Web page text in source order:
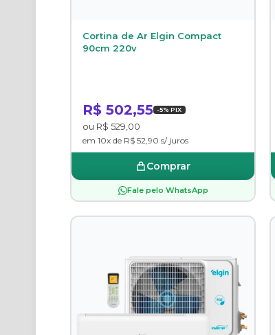
Cortina de Ar Elgin Compact
90cm 220v
R$ 502,55 -5% PIX
ou R$ 529,00
em 10x de R$ 52,90 s/ juros
Comprar
Fale pelo WhatsApp